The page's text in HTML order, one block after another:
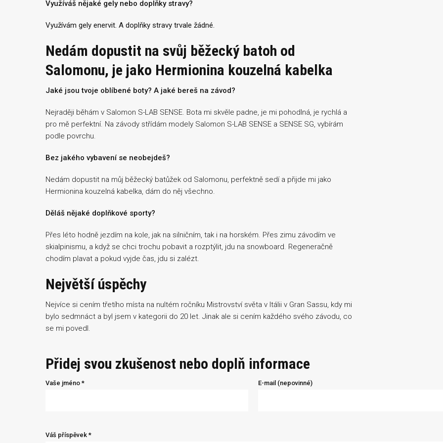
Využíváš nějaké gely nebo doplňky stravy?
Využívám gely enervit. A doplňky stravy trvale žádné.
Nedám dopustit na svůj běžecký batoh od
Salomonu, je jako Hermionina kouzelná kabelka
Jaké jsou tvoje oblíbené boty? A jaké bereš na závod?
Nejraději běhám v Salomon S-LAB SENSE. Bota mi skvěle padne, je mi pohodlná, je rychlá a
pro mě perfektní. Na závody střídám modely Salomon S-LAB SENSE a SENSE SG, vybírám
podle povrchu.
Bez jakého vybavení se neobejdeš?
Nedám dopustit na můj běžecký batůžek od Salomonu, perfektně sedí a přijde mi jako
Hermionina kouzelná kabelka, dám do něj všechno.
Děláš nějaké doplňkové sporty?
Přes léto hodně jezdím na kole, jak na silničním, tak i na horském. Přes zimu závodím ve
skialpinismu, a když se chci trochu pobavit a rozptýlit, jdu na snowboard. Regeneračně
chodím plavat a pokud vyjde čas, jdu si zalézt.
Největší úspěchy
Nejvíce si cením třetího místa na nultém ročníku Mistrovství světa v Itálii v Gran Sassu, kdy mi
bylo sedmnáct a byl jsem v kategorii do 20 let. Jinak ale si cením každého svého závodu, co
se mi povedl.
Přidej svou zkušenost nebo doplň informace
Vaše jméno * E-mail (nepovinné)
Váš příspěvek *